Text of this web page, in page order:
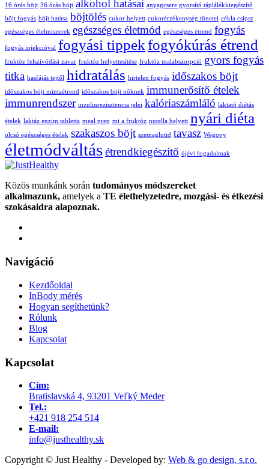
16 órás böjt 36 órás böjt alkohol hatásai anyagcsere gyorsító táplálékkiegészítő
böjt fogyás böjt hatása böjtölés cukor helyett cukorérzékenység tünetei cékla csipsz
egészséges élelmiszerek egészséges életmód egészséges étrend fogyás
fogyás injekcióval fogyási tippekfogyókúrás étrend
fruktóz felszívódási zavar fruktóz helyettesítése fruktóz malabszorpció gyors fogyás
titka hasfájás tejtől hidratálás hirtelen fogyás időszakos böjt
időszakos böjt mintaétrend időszakos böjt nőknek immunerősítő ételek
immunrendszer inzulinrezisztencia jelei kalóriaszámláló laktató diétás
ételek laktáz enzim tabletta meal prep mi a fruktóz nutella helyett nyári diéta
olcsó egészséges ételek szakaszos böjt szemaglutid tavasz Wegovy
életmódváltásétrendkiegészítő újévi fogadalmak
Közös munkánk során tudományos módszereket
alkalmazunk, amelyek a TE élethelyzetedre, mozgási- és étkezési
szokásaidra alapoznak.
Navigáció
Kezdőoldal
InBody mérés
Hogyan segíthetünk?
Rólunk
Blog
Kapcsolat
Kapcsolat
Cím:
Bratislavská 4, 93201 Veľký Meder
Tel.:
+421 918 254 514
E-mail:
info@justhealthy.sk
Copyright © Just Healthy - Developed by: Web & go design, s.r.o.